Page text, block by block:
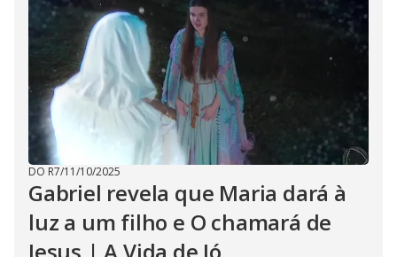
DO R7/11/10/2025
Gabriel revela que Maria dará à
luz a um filho e O chamará de